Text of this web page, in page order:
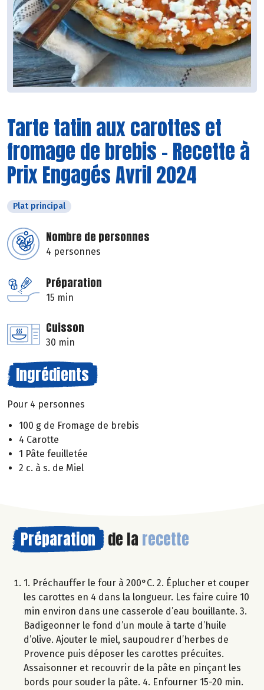
Tarte tatin aux carottes et
fromage de brebis - Recette à
Prix Engagés Avril 2024
Plat principal
Nombre de personnes
4 personnes
Préparation
15 min
Cuisson
30 min
Ingrédients
Pour 4 personnes
100 g de Fromage de brebis
4 Carotte
1 Pâte feuilletée
2 c. à s. de Miel
Préparation de la recette
1. Préchauffer le four à 200°C. 2. Éplucher et couper
les carottes en 4 dans la longueur. Les faire cuire 10
min environ dans une casserole d’eau bouillante. 3.
Badigeonner le fond d’un moule à tarte d’huile
d’olive. Ajouter le miel, saupoudrer d’herbes de
Provence puis déposer les carottes précuites.
Assaisonner et recouvrir de la pâte en pinçant les
bords pour souder la pâte. 4. Enfourner 15-20 min.